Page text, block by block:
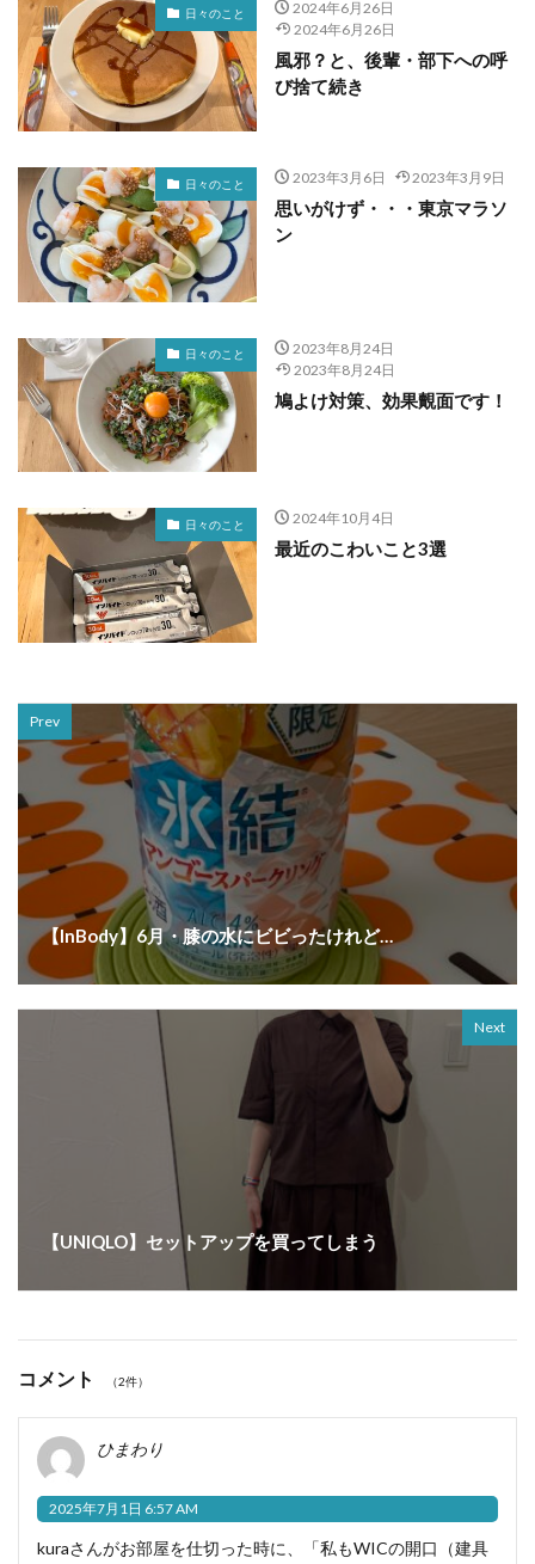
日々のこと
2024年6月26日
2024年6月26日
風邪？と、後輩・部下への呼
び捨て続き
日々のこと 2023年3月6日 2023年3月9日
思いがけず・・・東京マラソ
ン
日々のこと
2023年8月24日
2023年8月24日
鳩よけ対策、効果覿面です！
日々のこと 2024年10月4日
最近のこわいこと3選
Prev
【InBody】6月・膝の水にビビったけれど…
Next
【UNIQLO】セットアップを買ってしまう
コメント （2件）
ひまわり
2025年7月1日 6:57 AM
kuraさんがお部屋を仕切った時に、「私もWICの開口（建具